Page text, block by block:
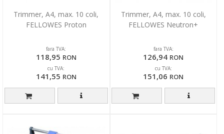
Trimmer, A4, max. 10 coli,
FELLOWES Proton
fara TVA:
118,95 RON
cu TVA:
141,55 RON
Trimmer, A4, max. 10 coli,
FELLOWES Neutron+
fara TVA:
126,94 RON
cu TVA:
151,06 RON